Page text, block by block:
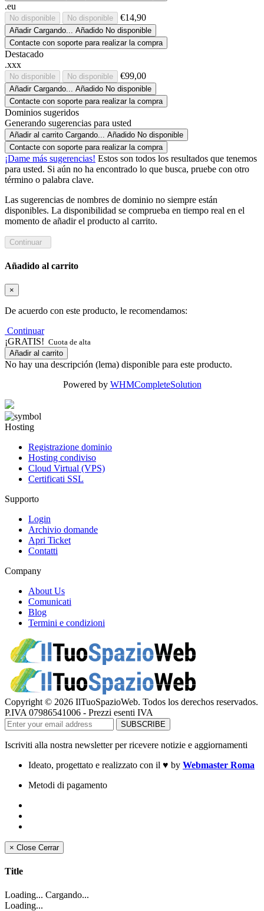
.eu
No disponible No disponible €14,90
Añadir Cargando... Añadido No disponible
Contacte con soporte para realizar la compra
Destacado
.xxx
No disponible No disponible €99,00
Añadir Cargando... Añadido No disponible
Contacte con soporte para realizar la compra
Dominios sugeridos
Generando sugerencias para usted
Añadir al carrito Cargando... Añadido No disponible
Contacte con soporte para realizar la compra
¡Dame más sugerencias! Estos son todos los resultados que tenemos
para usted. Si aún no ha encontrado lo que busca, pruebe con otro
término o palabra clave.
Las sugerencias de nombres de dominio no siempre están
disponibles. La disponibilidad se comprueba en tiempo real en el
momento de añadir el producto al carrito.
Añadido al carrito
×
De acuerdo con este producto, le recomendamos:
Continuar
¡GRATIS! Cuota de alta
Añadir al carrito
No hay una descripción (lema) disponible para este producto.
Powered by WHMCompleteSolution
Hosting
Registrazione dominio
Hosting condiviso
Cloud Virtual (VPS)
Certificati SSL
Supporto
Login
Archivio domande
Apri Ticket
Contatti
Company
About Us
Comunicati
Blog
Termini e condizioni
Copyright © 2026 IlTuoSpazioWeb. Todos los derechos reservados.
P.IVA 07986541006 - Prezzi esenti IVA
Iscriviti alla nostra newsletter per ricevere notizie e aggiornamenti
Ideato, progettato e realizzato con il ♥ by Webmaster Roma
Metodi di pagamento
× Close Cerrar
Title
Loading... Cargando...
Loading...